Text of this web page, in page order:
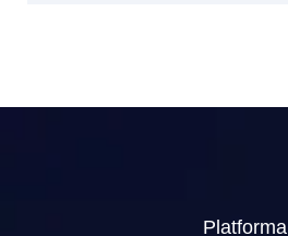
Platforma